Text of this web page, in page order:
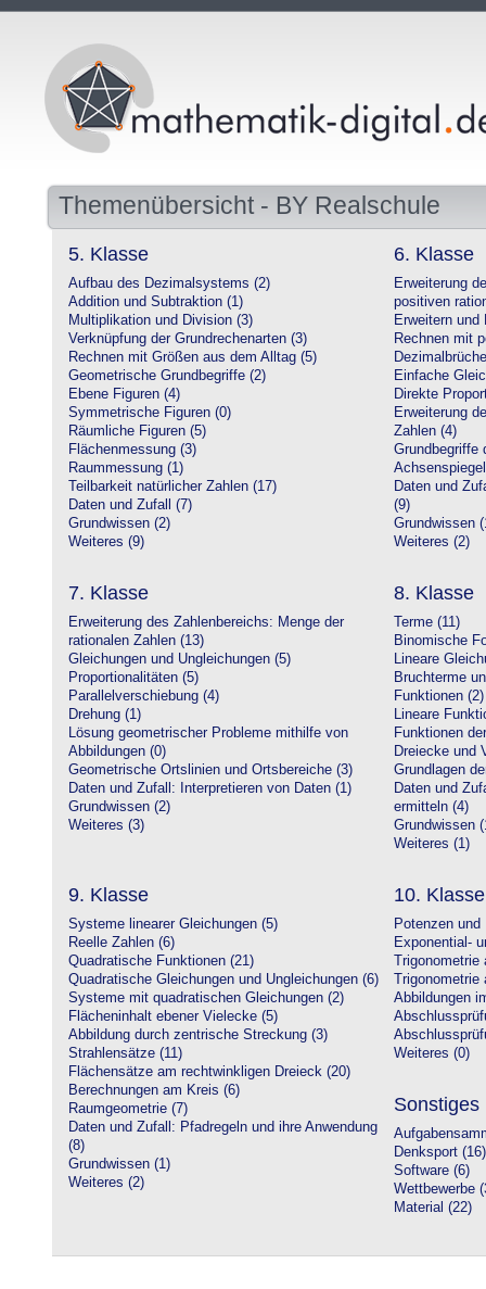
Themenübersicht - BY Realschule
5. Klasse
Aufbau des Dezimalsystems (2)
Addition und Subtraktion (1)
Multiplikation und Division (3)
Verknüpfung der Grundrechenarten (3)
Rechnen mit Größen aus dem Alltag (5)
Geometrische Grundbegriffe (2)
Ebene Figuren (4)
Symmetrische Figuren (0)
Räumliche Figuren (5)
Flächenmessung (3)
Raummessung (1)
Teilbarkeit natürlicher Zahlen (17)
Daten und Zufall (7)
Grundwissen (2)
Weiteres (9)
6. Klasse
Erweiterung
positiven
Erweitern und
Rechnen mit
Einfache
Direkte
Erweiterung
Zahlen (4)
Grundbegriffe
Daten und
(9)
Grundwissen
Weiteres (2)
7. Klasse
Erweiterung des Zahlenbereichs: Menge der
rationalen Zahlen (13)
Gleichungen und Ungleichungen (5)
Proportionalitäten (5)
Parallelverschiebung (4)
Drehung (1)
Lösung geometrischer Probleme mithilfe von
Abbildungen (0)
Geometrische Ortslinien und Ortsbereiche (3)
Daten und Zufall: Interpretieren von Daten (1)
Grundwissen (2)
Weiteres (3)
8. Klasse
Terme (11)
Binomische
Lineare
Bruchterme
Funktionen (2)
Lineare
Funktionen
Dreiecke und
Grundlagen
Daten und
ermitteln (4)
Grundwissen
Weiteres (1)
9. Klasse
Systeme linearer Gleichungen (5)
Reelle Zahlen (6)
Quadratische Funktionen (21)
Quadratische Gleichungen und Ungleichungen (6)
Systeme mit quadratischen Gleichungen (2)
Flächeninhalt ebener Vielecke (5)
Abbildung durch zentrische Streckung (3)
Strahlensätze (11)
Flächensätze am rechtwinkligen Dreieck (20)
Berechnungen am Kreis (6)
Raumgeometrie (7)
Daten und Zufall: Pfadregeln und ihre Anwendung
(8)
Grundwissen (1)
Weiteres (2)
10. Klasse
Potenzen
Exponential-
Abbildungen
Weiteres (0)
Sonstiges
Denksport (16)
Software (6)
Wettbewerbe
Material (22)